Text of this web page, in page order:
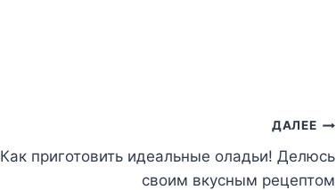
ДАЛЕЕ
Как приготовить идеальные оладьи! Делюсь
своим вкусным рецептом